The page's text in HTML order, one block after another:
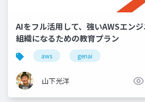
AIをフル活用して、強いAWSエン
組織になるための教育プラン
aws genai
山下光洋